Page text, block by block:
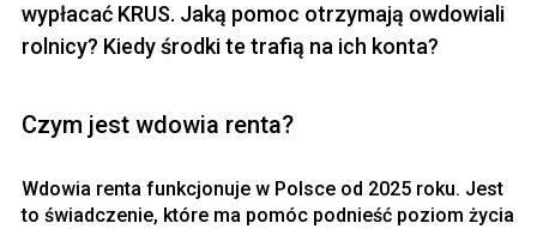
wypłacać KRUS. Jaką pomoc otrzymają owdowiali
rolnicy? Kiedy środki te trafią na ich konta?
Czym jest wdowia renta?
Wdowia renta funkcjonuje w Polsce od 2025 roku. Jest
to świadczenie, które ma pomóc podnieść poziom życia